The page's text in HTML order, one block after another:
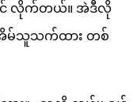
င် လိုက်တယ်။ အဲဒီလို
အိမ်သူသက်ထား တစ်